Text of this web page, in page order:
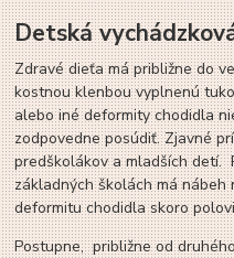
Detská
Zdravé dieťa má približne do
kostnou klenbou vyplnenú
alebo iné deformity chodidla
zodpovedne posúdiť. Zjavné
predškolákov a mladších detí.
základných školách má
deformitu chodidla skoro
Postupne, približne od